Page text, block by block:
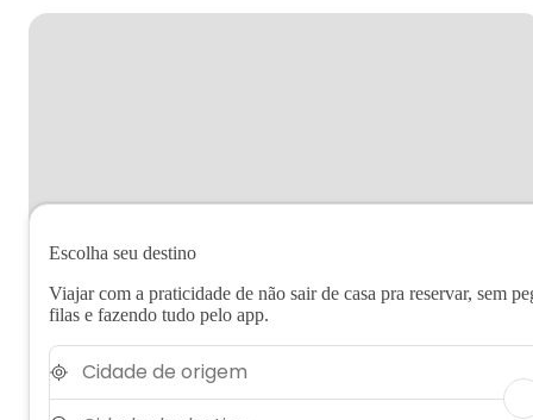
Escolha seu destino
Viajar com a praticidade de não sair de casa pra reservar, sem
filas e fazendo tudo pelo app.